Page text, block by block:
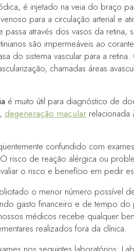
é injetado na veia do braço
para a circulação arterial e
através dos vasos da retina,
são impermeáveis ao
do sistema vascular para a
chamadas áreas
é muito útil para diagnóstico de
degeneração macular relacionada
confundido com
risco de reação alérgica ou
o risco e benefício em pedir
o menor número possível
gasto financeiro e de tempo do
médicos recebe qualquer
realizados fora da clínica.